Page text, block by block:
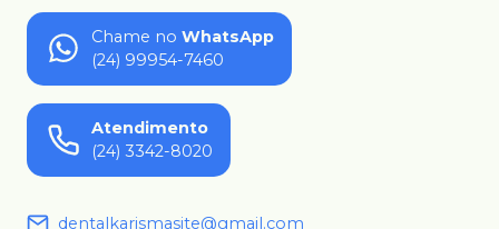
Chame no WhatsApp
(24) 99954-7460
Atendimento
(24) 3342-8020
dentalkarismasite@gmail.com